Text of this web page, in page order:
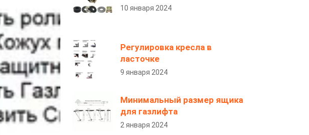
10 января 2024
Регулировка кресла в
ласточке
9 января 2024
Минимальный размер ящика
для газлифта
2 января 2024